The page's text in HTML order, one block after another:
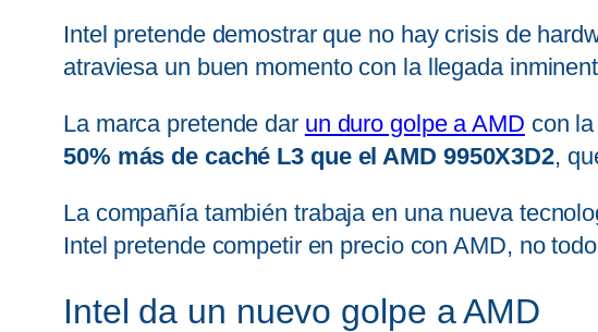
Intel pretende demostrar que no hay crisis de
atraviesa un buen momento con la llegada
La marca pretende dar un duro golpe a AMD con
50% más de caché L3 que el AMD 9950X3D2,
La compañía también trabaja en una nueva
Intel pretende competir en precio con AMD, no
Intel da un nuevo golpe a AMD